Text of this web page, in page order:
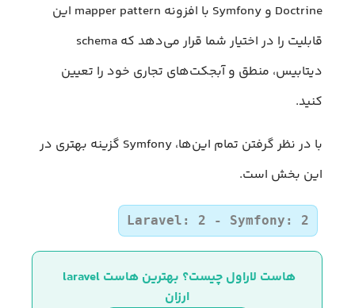
Doctrine و Symfony با افزونه‌ mapper pattern این
قابلیت را در اختیار شما قرار می‌دهد که schema
دیتابیس، منطق و آبجکت‌های تجاری خود را تعیین
کنید.
با در نظر گرفتن تمام این‌ها، Symfony گزینه بهتری در
این بخش است.
Laravel: 2 - Symfony: 2
ارزان